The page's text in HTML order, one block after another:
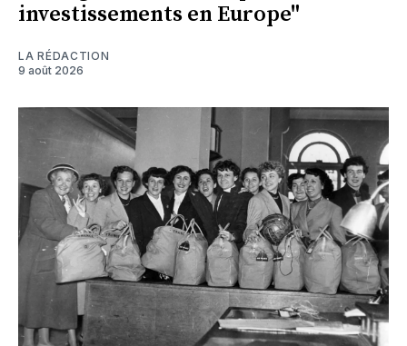
investissements en Europe"
LA RÉDACTION
9 août 2026